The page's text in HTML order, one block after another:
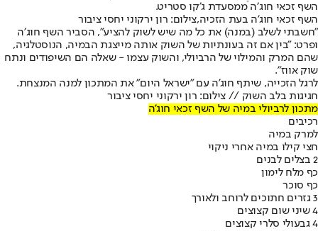
השף זכאי חוג׳ה ֿממסעדת ג׳קו סטריט.
השף זכאי חוג'ה בעת הזכיה,צילום: רון ירקוני יחסי ציבור
"חשבתי לשלב (במנה) את כל מה שיש לשוק להציע", הסביר השף חוג׳ה
ופרט: ״בין אם זה בעונתיות של השוק אותה מייצגת הבמיה, הנוסטלגיה,
שהם המרק והמילוי של הרביולי, והשוק עצמו - שאלה הם השיפודים ונתח
שוק אווז".
לרגל הזכייה, שיתף חוג'ה עם "ישראל היום" את המתכון למנה המנצחת.
חגיגות בלב השוק // צילום: רון ירקוני יחסי ציבור
מתכון לרביולי במיה של השף זכאי חוג'ה
רכיבים
למרק במיה
חצי קילו במיה אחרי ניקוי
2 בצלים לבנים
כף מלח לימון
כף סוכר
3 גזרים חתוכים לרוחב ולאורך
4 שיני שום קצוצים
4 גבעולי סלרי קצוצים